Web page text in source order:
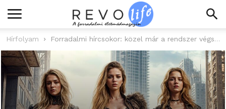
Hírfolyam Forradalmi hírcsokor: közel már a rendszer végső pusztulása